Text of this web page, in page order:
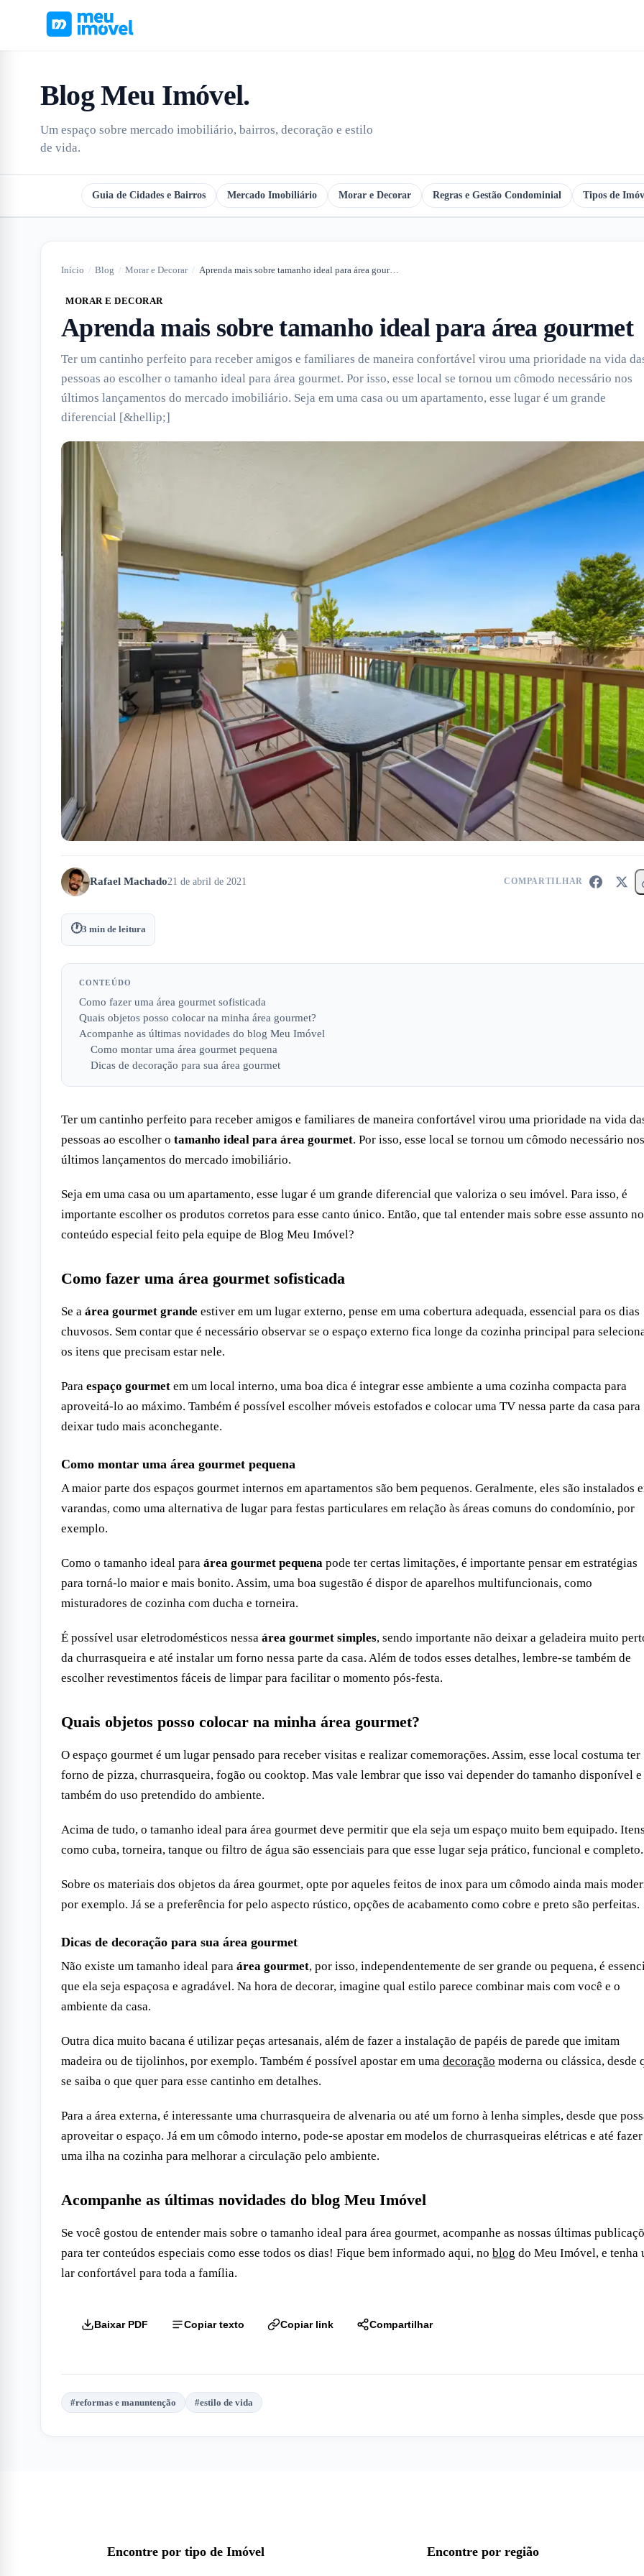
Blog Meu Imóvel.
Um espaço sobre mercado imobiliário, bairros, decoração e estilo
de vida.
Guia de Cidades e Bairros Mercado Imobiliário Morar e Decorar Regras e Gestão Condominial Tipos de
Início / Blog / Morar e Decorar / Aprenda mais sobre tamanho ideal para área gourmet
MORAR E DECORAR
Aprenda mais sobre tamanho ideal para área gourmet
Ter um cantinho perfeito para receber amigos e familiares de maneira confortável virou uma prioridade na vida
pessoas ao escolher o tamanho ideal para área gourmet. Por isso, esse local se tornou um cômodo necessário nos
últimos lançamentos do mercado imobiliário. Seja em uma casa ou um apartamento, esse lugar é um grande
diferencial [&hellip;]
Rafael Machado21 de abril de 2021 COMPARTILHAR
🕐3 min de leitura
CONTEÚDO
Como fazer uma área gourmet sofisticada
Quais objetos posso colocar na minha área gourmet?
Acompanhe as últimas novidades do blog Meu Imóvel
Como montar uma área gourmet pequena
Dicas de decoração para sua área gourmet
Ter um cantinho perfeito para receber amigos e familiares de maneira confortável virou uma prioridade na vida
pessoas ao escolher o tamanho ideal para área gourmet. Por isso, esse local se tornou um cômodo necessário nos
últimos lançamentos do mercado imobiliário.
Seja em uma casa ou um apartamento, esse lugar é um grande diferencial que valoriza o seu imóvel. Para isso, é
importante escolher os produtos corretos para esse canto único. Então, que tal entender mais sobre esse assunto no
conteúdo especial feito pela equipe de Blog Meu Imóvel?
Como fazer uma área gourmet sofisticada
Se a área gourmet grande estiver em um lugar externo, pense em uma cobertura adequada, essencial para os dias
chuvosos. Sem contar que é necessário observar se o espaço externo fica longe da cozinha principal para
os itens que precisam estar nele.
Para espaço gourmet em um local interno, uma boa dica é integrar esse ambiente a uma cozinha compacta para
aproveitá-lo ao máximo. Também é possível escolher móveis estofados e colocar uma TV nessa parte da casa para
deixar tudo mais aconchegante.
Como montar uma área gourmet pequena
A maior parte dos espaços gourmet internos em apartamentos são bem pequenos. Geralmente, eles são instalados
varandas, como uma alternativa de lugar para festas particulares em relação às áreas comuns do condomínio, por
exemplo.
Como o tamanho ideal para área gourmet pequena pode ter certas limitações, é importante pensar em estratégias
para torná-lo maior e mais bonito. Assim, uma boa sugestão é dispor de aparelhos multifuncionais, como
misturadores de cozinha com ducha e torneira.
É possível usar eletrodomésticos nessa área gourmet simples, sendo importante não deixar a geladeira muito
da churrasqueira e até instalar um forno nessa parte da casa. Além de todos esses detalhes, lembre-se também de
escolher revestimentos fáceis de limpar para facilitar o momento pós-festa.
Quais objetos posso colocar na minha área gourmet?
O espaço gourmet é um lugar pensado para receber visitas e realizar comemorações. Assim, esse local costuma ter
forno de pizza, churrasqueira, fogão ou cooktop. Mas vale lembrar que isso vai depender do tamanho disponível e
também do uso pretendido do ambiente.
Acima de tudo, o tamanho ideal para área gourmet deve permitir que ela seja um espaço muito bem equipado. Itens
como cuba, torneira, tanque ou filtro de água são essenciais para que esse lugar seja prático, funcional e completo.
Sobre os materiais dos objetos da área gourmet, opte por aqueles feitos de inox para um cômodo ainda mais
por exemplo. Já se a preferência for pelo aspecto rústico, opções de acabamento como cobre e preto são perfeitas.
Dicas de decoração para sua área gourmet
Não existe um tamanho ideal para área gourmet, por isso, independentemente de ser grande ou pequena, é
que ela seja espaçosa e agradável. Na hora de decorar, imagine qual estilo parece combinar mais com você e o
ambiente da casa.
Outra dica muito bacana é utilizar peças artesanais, além de fazer a instalação de papéis de parede que imitam
madeira ou de tijolinhos, por exemplo. Também é possível apostar em uma decoração moderna ou clássica, desde
se saiba o que quer para esse cantinho em detalhes.
Para a área externa, é interessante uma churrasqueira de alvenaria ou até um forno à lenha simples, desde que
aproveitar o espaço. Já em um cômodo interno, pode-se apostar em modelos de churrasqueiras elétricas e até fazer
uma ilha na cozinha para melhorar a circulação pelo ambiente.
Acompanhe as últimas novidades do blog Meu Imóvel
Se você gostou de entender mais sobre o tamanho ideal para área gourmet, acompanhe as nossas últimas
para ter conteúdos especiais como esse todos os dias! Fique bem informado aqui, no blog do Meu Imóvel, e tenha
lar confortável para toda a família.
Baixar PDF Copiar texto Copiar link Compartilhar
#reformas e manuntenção #estilo de vida
Encontre por tipo de Imóvel Encontre por região